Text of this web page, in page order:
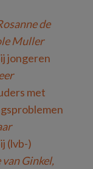
de
Muller
jongeren
met
(lvb-)
van Ginkel,